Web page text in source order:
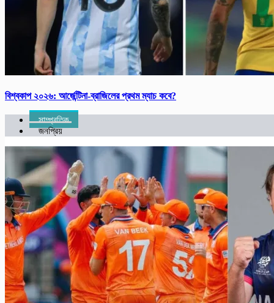
বিশ্ব‌কাপ ২০২৬: আর্জে‌ন্টিনা-ব্রাজিলের প্রথম ম্যাচ কবে?
সাম্প্রতিক
জনপ্রিয়